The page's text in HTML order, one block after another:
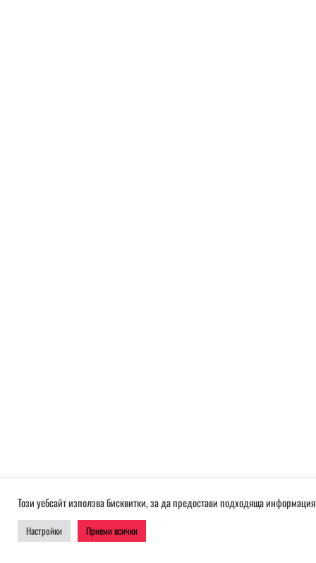
Този уебсайт използва бисквитки, за да предостави подходяща
Настройки Приеми всички